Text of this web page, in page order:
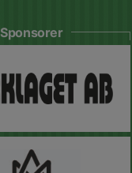
Sponsorer